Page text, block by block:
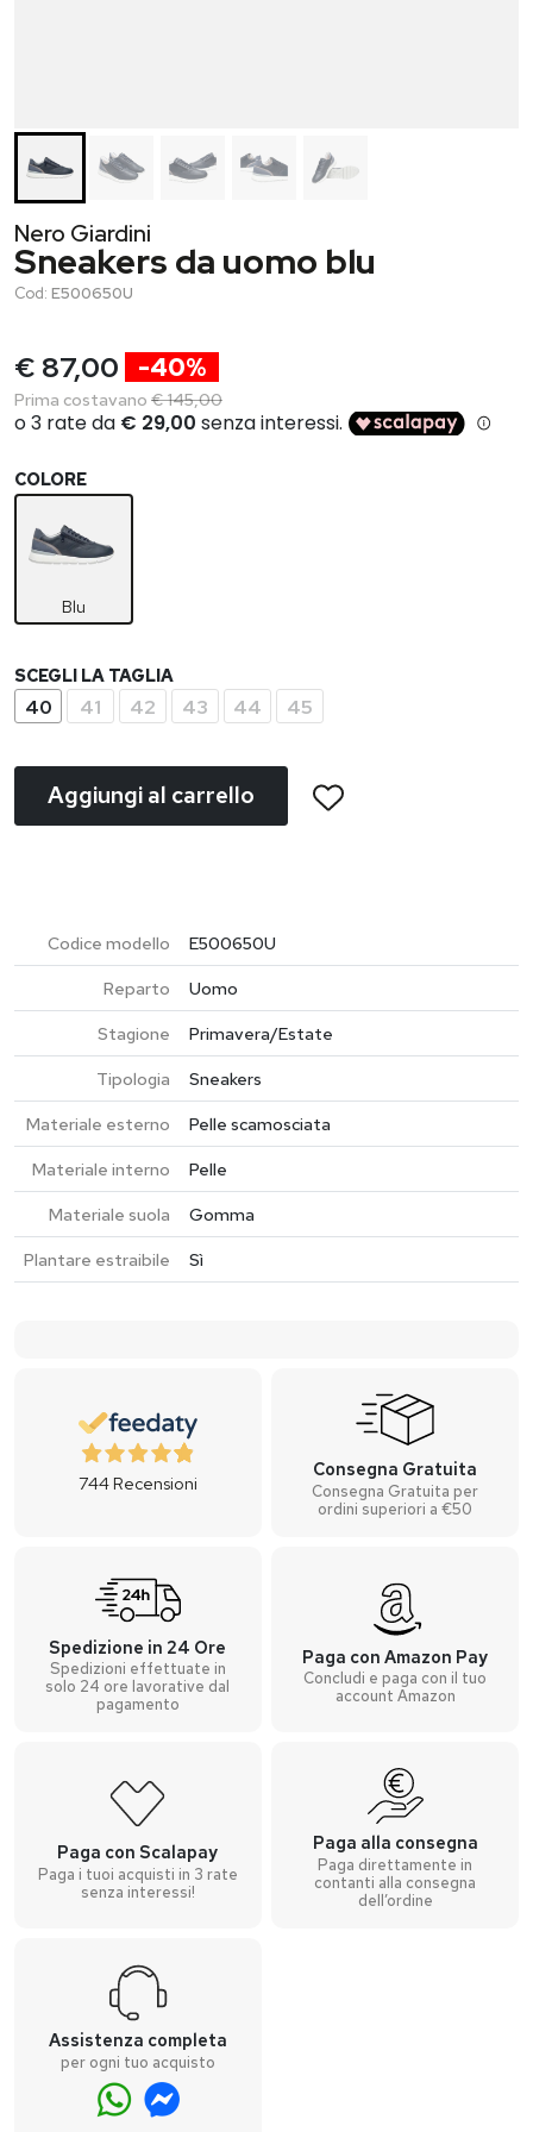
Nero Giardini
Sneakers da uomo blu
Cod: E500650U
€ 87,00 -40%
Prima costavano € 145,00
COLORE
Blu
SCEGLI LA TAGLIA
40 41 42 43 44 45
Aggiungi al carrello
Codice modello
E500650U
Reparto
Uomo
Stagione
Primavera/Estate
Tipologia
Sneakers
Materiale esterno
Pelle scamosciata
Materiale interno
Pelle
Materiale suola
Gomma
Plantare estraibile
Sì
744Recensioni
Consegna Gratuita
Consegna Gratuita per
ordini superiori a €50
Spedizione in 24 Ore
Spedizioni effettuate in
solo 24 ore lavorative dal
pagamento
Paga con Amazon Pay
Concludi e paga con il tuo
account Amazon
Paga con Scalapay
Paga i tuoi acquisti in 3 rate
senza interessi!
Paga alla consegna
Paga direttamente in
contanti alla consegna
dell’ordine
Assistenza completa
per ogni tuo acquisto